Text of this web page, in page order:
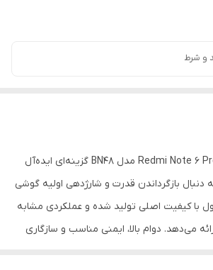
باتری اصلی شیائومی Redmi Note 6 Pro مدل BN48 گزینه‌ای ایده‌آل
دنبال بازگرداندن قدرت و شارژدهی اولیه گوشی
با کیفیت اصلی تولید شده و عملکردی مشابه
می‌دهد. دوام بالا، ایمنی مناسب و سازگاری